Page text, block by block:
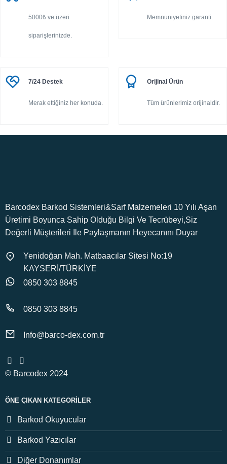
5000₺ ve üzeri
siparişlerinizde.
Memnuniyetiniz garanti.
7/24 Destek
Merak ettiğiniz her konuda.
Orijinal Ürün
Tüm ürünlerimiz orijinaldir.
Barcodex Barkod Sistemleri&Sarf Malzemeleri 10 Yılı Aşan
Üretimi Boyunca Sahip Olduğu Bilgi Ve Tecrübeyi,Siz
Değerli Müşterileri Ile Paylaşmanın Heyecanını Duyar
Yenidoğan Mah. Matbaacılar Sitesi No:19
KAYSERİ/TÜRKİYE
0850 303 8845
0850 303 8845
Info@barco-dex.com.tr
© Barcodex 2024
ÖNE ÇIKAN KATEGORILER
Barkod Okuyucular
Barkod Yazıcılar
Diğer Donanımlar